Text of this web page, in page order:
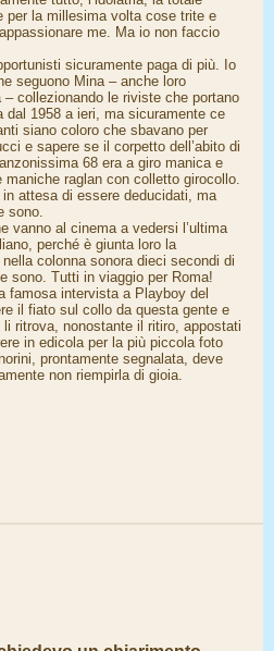
per la millesima volta cose trite e
me. Ma io non faccio
sicuramente paga di più. Io
seguono Mina – anche loro
collezionando le riviste che portano
dal 1958 a ieri, ma sicuramente ce
siano coloro che sbavano per
e sapere se il corpetto dell’abito di
68 era a giro manica e
maniche raglan con colletto girocollo.
attesa di essere deducidati, ma
sono.
vanno al cinema a vedersi l’ultima
perché è giunta loro la
colonna sonora dieci secondi di
sono. Tutti in viaggio per Roma!
famosa intervista a Playboy del
il fiato sul collo da questa gente e
ritrova, nonostante il ritiro, appostati
in edicola per la più piccola foto
prontamente segnalata, deve
non riempirla di gioia.